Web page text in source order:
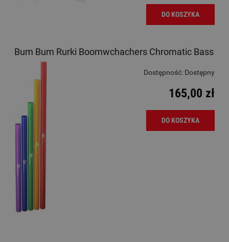
DO KOSZYKA
Bum Bum Rurki Boomwchachers Chromatic Bass
Dostępność: Dostępny
165,00 zł
DO KOSZYKA